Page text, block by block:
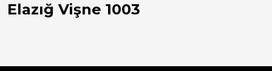
Elazığ Vişne 1003